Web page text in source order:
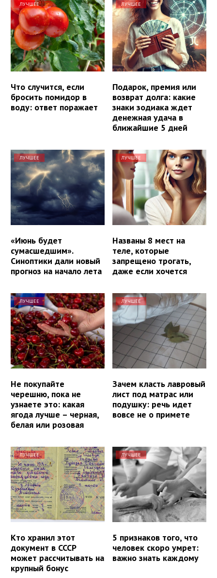
ЛУЧШЕЕ
Что случится, если
бросить помидор в
воду: ответ поражает
ЛУЧШЕЕ
Подарок, премия или
возврат долга: какие
знаки зодиака ждет
денежная удача в
ближайшие 5 дней
ЛУЧШЕЕ
«Июнь будет
сумасшедшим».
Синоптики дали новый
прогноз на начало лета
ЛУЧШЕЕ
Названы 8 мест на
теле, которые
запрещено трогать,
даже если хочется
ЛУЧШЕЕ
Не покупайте
черешню, пока не
узнаете это: какая
ягода лучше – черная,
белая или розовая
ЛУЧШЕЕ
Зачем класть лавровый
лист под матрас или
подушку: речь идет
вовсе не о примете
ЛУЧШЕЕ
Кто хранил этот
документ в СССР
может рассчитывать на
крупный бонус
ЛУЧШЕЕ
5 признаков того, что
человек скоро умрет:
важно знать каждому